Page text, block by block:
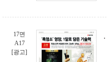
17면
A17
[광고]